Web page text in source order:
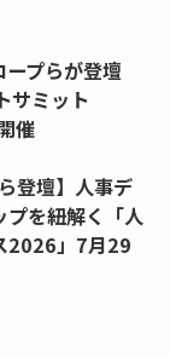
プらが登壇
サミット
催
登壇】人事デ
プを紐解く「人
2026」7月29